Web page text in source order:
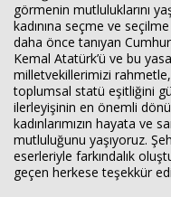
görmenin mutluluklarını
kadınına seçme ve
daha önce tanıyan
Kemal Atatürk’ü ve bu
milletvekillerimizi rahmetle,
toplumsal statü eşitliğini
ilerleyişinin en önemli
kadınlarımızın hayata ve
mutluluğunu yaşıyoruz.
eserleriyle farkındalık
geçen herkese teşekkür